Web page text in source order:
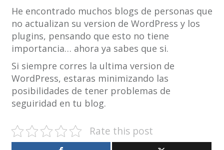
He encontrado muchos blogs de personas que
no actualizan su version de WordPress y los
plugins, pensando que esto no tiene
importancia… ahora ya sabes que si.
Si siempre corres la ultima version de
WordPress, estaras minimizando las
posibilidades de tener problemas de
seguiridad en tu blog.
Rate this post